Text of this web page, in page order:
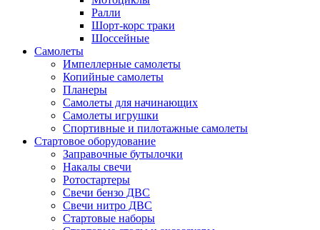
Ралли
Шорт-корс траки
Шоссейные
Самолеты
Импеллерные самолеты
Копийные самолеты
Планеры
Самолеты для начинающих
Самолеты игрушки
Спортивные и пилотажные самолеты
Стартовое оборудование
Заправочные бутылочки
Накалы свечи
Ротостартеры
Свечи бензо ДВС
Свечи нитро ДВС
Стартовые наборы